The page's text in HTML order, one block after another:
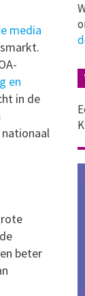
media
en
in de
beter